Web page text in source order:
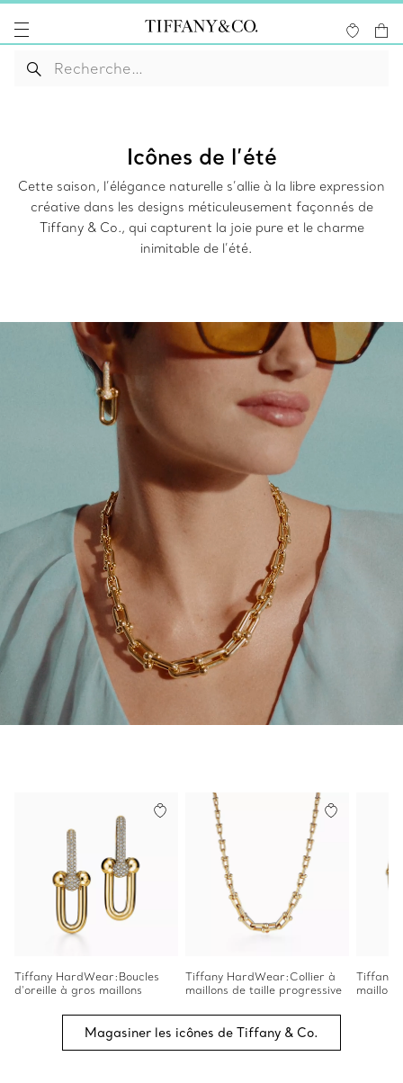
Icônes de l’été
Cette saison, l’élégance naturelle s’allie à la libre expression
créative dans les designs méticuleusement façonnés de
Tiffany & Co., qui capturent la joie pure et le charme
inimitable de l’été.
Tiffany HardWear:Boucles
d’oreille à gros maillons
Tiffany HardWear:Collier à
maillons de taille progressive
Tiffany
maillons
Magasiner les icônes de Tiffany & Co.